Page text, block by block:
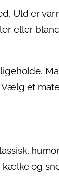
Uld er
eller
et
kælke og